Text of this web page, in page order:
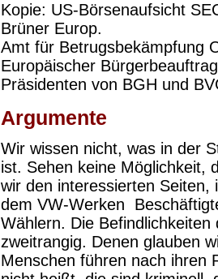
Kopie: US-Börsenaufsicht
Brüner Europ.
Amt für Betrugsbekämpfung
Europäischer
Präsidenten von BGH und
Argumente
Wir wissen nicht, was in der
ist. Sehen keine Möglichkeit,
wir den interessierten
dem VW-Werken
Wählern. Die
zweitrangig. Denen glauben
Menschen führen nach ihren